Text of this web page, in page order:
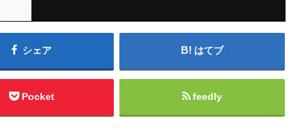
シェア はてブ
Pocket feedly